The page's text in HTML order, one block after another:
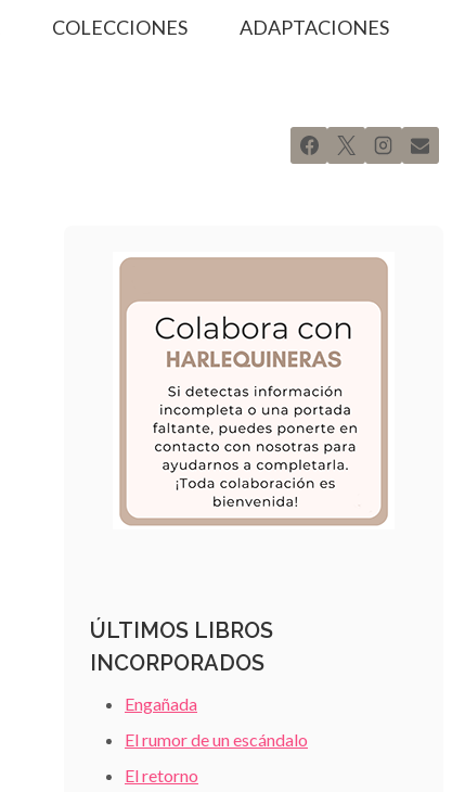
COLECCIONES ADAPTACIONES
ÚLTIMOS LIBROS
INCORPORADOS
Engañada
El rumor de un escándalo
El retorno